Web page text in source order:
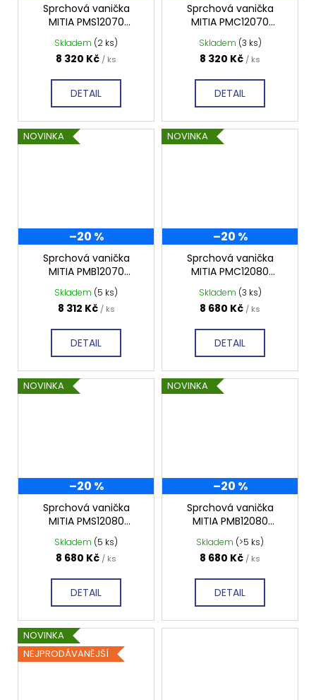
Sprchová vanička
MITIA PMS12070
1200x700 mm, šedá
profilovaná
Skladem (2 ks)
8 320 Kč / ks
DETAIL
Sprchová vanička
MITIA PMC12070
1200x700 mm, černá
profilovaná
Skladem (3 ks)
8 320 Kč / ks
DETAIL
NOVINKA
–20 %
Sprchová vanička
MITIA PMB12070
1200x700 mm, bílá
profilovaná
Skladem (5 ks)
8 312 Kč / ks
DETAIL
NOVINKA
–20 %
Sprchová vanička
MITIA PMC12080
1200x800 mm, černá
profilovaná
Skladem (3 ks)
8 680 Kč / ks
DETAIL
NOVINKA
–20 %
Sprchová vanička
MITIA PMS12080
1200x800 mm, šedá
profilovaná
Skladem (5 ks)
8 680 Kč / ks
DETAIL
NOVINKA
–20 %
Sprchová vanička
MITIA PMB12080
1200x800 mm, bílá
profilovaná
Skladem (>5 ks)
8 680 Kč / ks
DETAIL
NOVINKA
NEJPRODÁVANĚJŠÍ